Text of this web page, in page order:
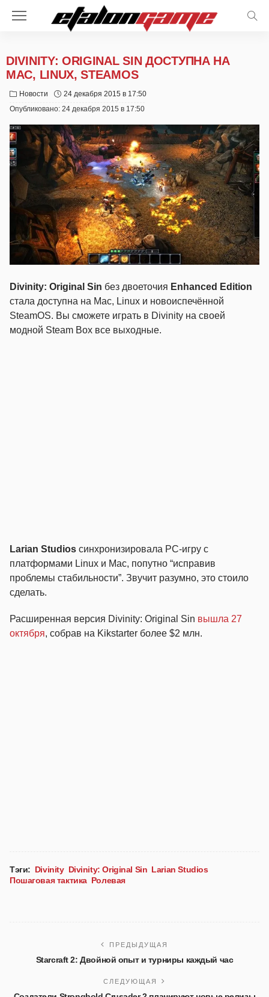
DIVINITY: ORIGINAL SIN ДОСТУПНА НА
MAC, LINUX, STEAMOS
Новости
24 декабря 2015 в 17:50
Опубликовано: 24 декабря 2015 в 17:50
Divinity: Original Sin без двоеточия Enhanced Edition
стала доступна на Mac, Linux и новоиспечённой
SteamOS. Вы сможете играть в Divinity на своей
модной Steam Box все выходные.
Larian Studios синхронизировала PC-игру с
платформами Linux и Mac, попутно “исправив
проблемы стабильности”. Звучит разумно, это стоило
сделать.
Расширенная версия Divinity: Original Sin вышла 27
октября, собрав на Kikstarter более $2 млн.
Тэги: Divinity Divinity: Original Sin Larian Studios
Пошаговая тактика Ролевая
ПРЕДЫДУЩАЯ
Starcraft 2: Двойной опыт и турниры каждый час
СЛЕДУЮЩАЯ